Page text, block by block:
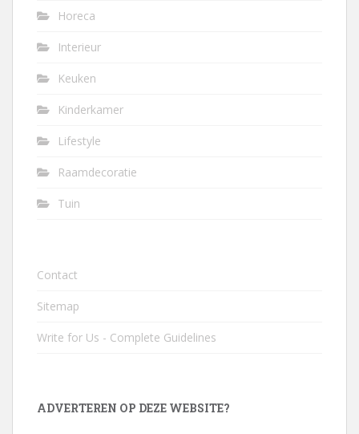
Horeca
Interieur
Keuken
Kinderkamer
Lifestyle
Raamdecoratie
Tuin
Contact
Sitemap
Write for Us - Complete Guidelines
ADVERTEREN OP DEZE WEBSITE?